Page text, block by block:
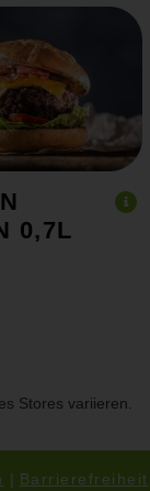
Stores variieren.
Barrierefreiheit